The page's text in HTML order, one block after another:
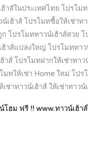
าส์ในประเทศไทย โปรโม
เฮ้าส์ โปรโมทซื้อให้เช่าท
ก โปรโมททาวน์เฮ้าส์สวย โ
ฮ้าส์แปลงใหญ่ โปรโมททา
าส์ โปรโมทฝากให้เช่าทาว
มทให้เช่า Home ใหม่ โปร
ช่าทาวน์เฮ้าส์ ให้เช่าทาวน์
โฮม ฟรี !! www.ทาวน์เฮ้า